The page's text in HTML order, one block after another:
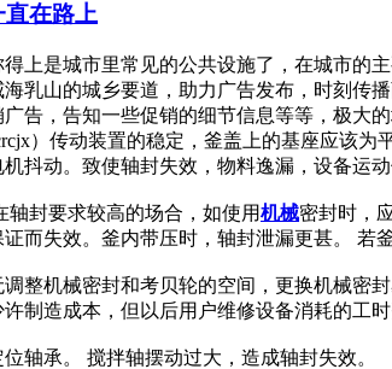
直在路上
上是城市里常见的公共设施了，在城市的
乳山的城乡要道，助力广告发布，时刻传
告，告知一些促销的细节信息等等，极大
）传动装置的稳定，釜盖上的基座应该
抖动。致使轴封失效，物料逸漏，设备运动
封要求较高的场合，如使用机械密封时，
而失效。釜内带压时，轴封泄漏更甚。 若
整机械密封和考贝轮的空间，更换机械密
制造成本，但以后用户维修设备消耗的工
轴承。 搅拌轴摆动过大，造成轴封失效。